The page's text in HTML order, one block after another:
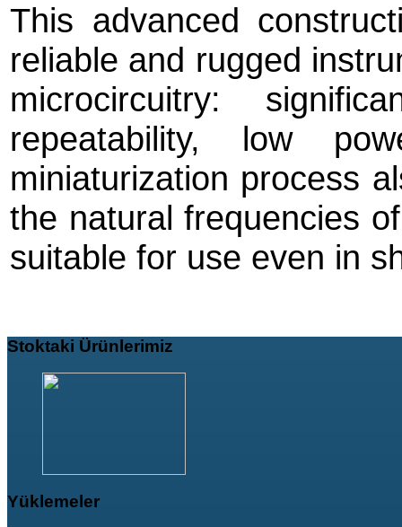
This advanced
reliable and rugged
microcircuitry:
repeatability, low
miniaturization process
the natural frequencies
suitable for use even in
Stoktaki Ürünlerimiz
Yüklemeler